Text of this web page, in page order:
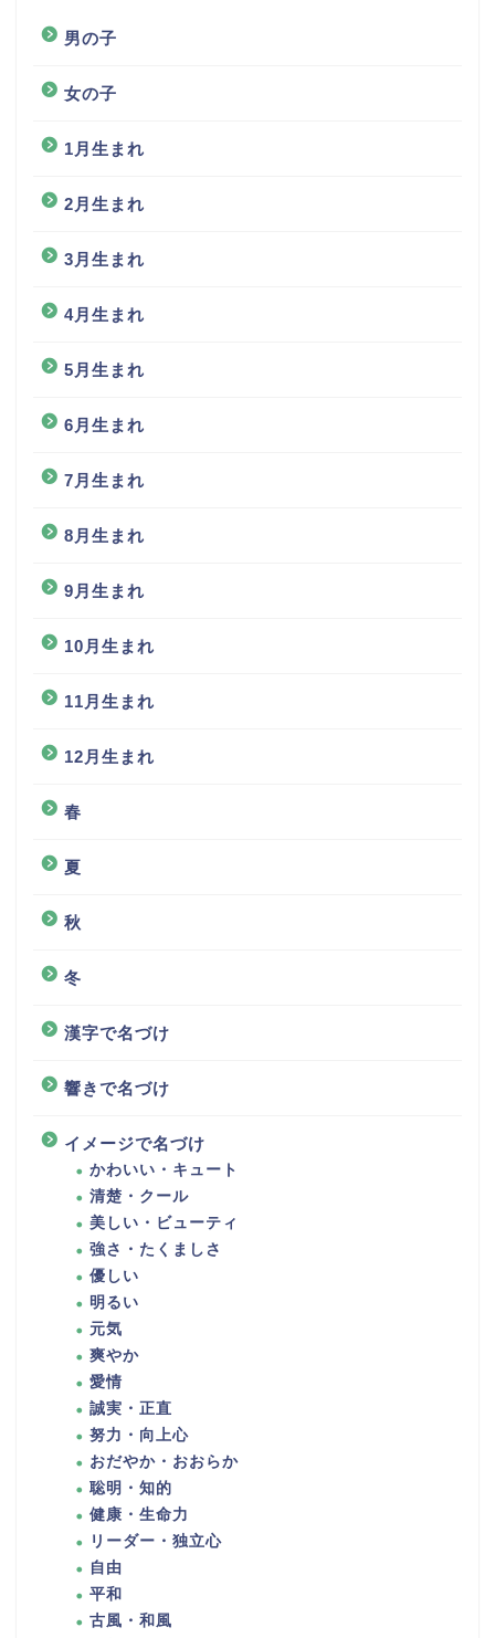
男の子
女の子
1月生まれ
2月生まれ
3月生まれ
4月生まれ
5月生まれ
6月生まれ
7月生まれ
8月生まれ
9月生まれ
10月生まれ
11月生まれ
12月生まれ
春
夏
秋
冬
漢字で名づけ
響きで名づけ
イメージで名づけ
かわいい・キュート
清楚・クール
美しい・ビューティ
強さ・たくましさ
優しい
明るい
元気
爽やか
愛情
誠実・正直
努力・向上心
おだやか・おおらか
聡明・知的
健康・生命力
リーダー・独立心
自由
平和
古風・和風